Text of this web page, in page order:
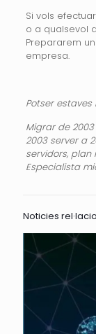
Si vols
o a qualsevol
Prepararem
empresa.
Potser estaves
Migrar de
2003 server a
servidors, plan
Especialista
Noticies